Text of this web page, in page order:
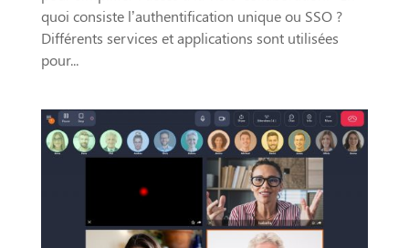
quoi consiste l’authentification unique ou SSO ?
Différents services et applications sont utilisées
pour...